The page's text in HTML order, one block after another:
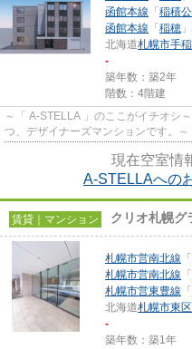
函館本線 「 稲積
函館本線 「 稲穂
北海道札幌市手
-
築年数：築2年
階数：4階建
～「 A-STELLA 」のここがイチオシ～ ～函館本線手稲駅から徒歩5分の場所に建
つ、デザイナーズマンションです。
現在空室情
A-STELLAへの
賃貸｜マンション クリオ札幌グ
札幌市営南北線 「
札幌市営南北線 「
札幌市営東豊線 「
北海道札幌市東区
-
築年数：築1年